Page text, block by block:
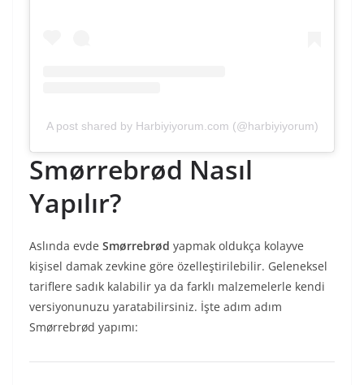
A post shared by Harbiyiyorum.com (@harbiyiyorum)
Smørrebrød Nasıl
Yapılır?
Aslında evde Smørrebrød yapmak oldukça kolayve
kişisel damak zevkine göre özelleştirilebilir. Geleneksel
tariflere sadık kalabilir ya da farklı malzemelerle kendi
versiyonunuzu yaratabilirsiniz. İşte adım adım
Smørrebrød yapımı: